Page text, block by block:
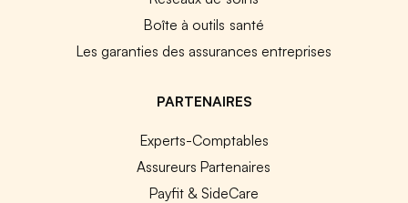
Boîte à outils santé
Les garanties des assurances entreprises
PARTENAIRES
Experts-Comptables
Assureurs Partenaires
Payfit & SideCare